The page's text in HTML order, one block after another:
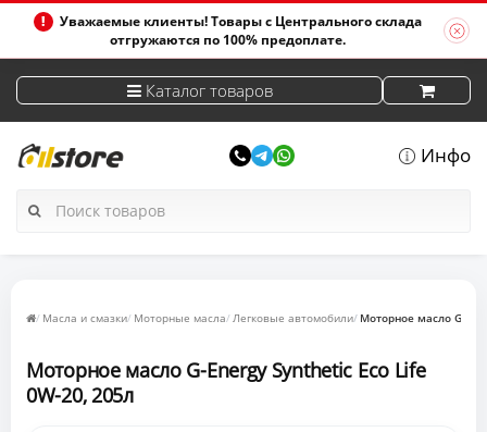
Уважаемые клиенты! Товары с Центрального склада
отгружаются по 100% предоплате.
Каталог товаров
Инфо
Масла и смазки Моторные масла Легковые автомобили Моторное масло G-
Моторное масло G-Energy Synthetic Eco Life
0W-20, 205л